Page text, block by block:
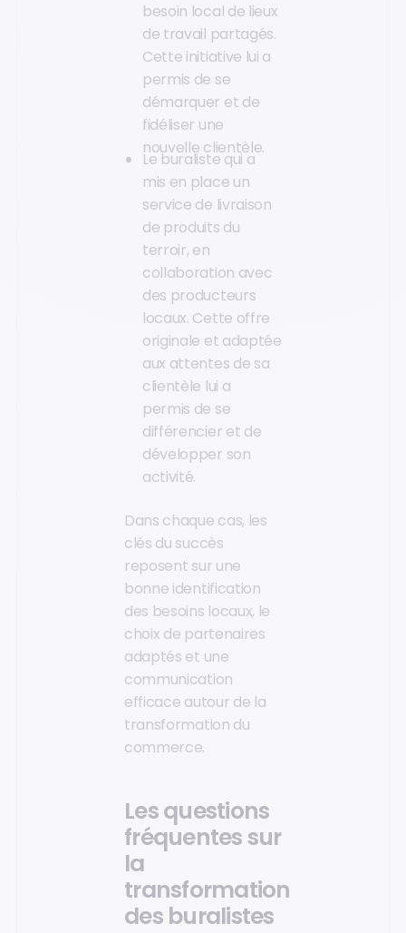
besoin local de lieux
de travail partagés.
Cette initiative lui a
permis de se
démarquer et de
fidéliser une
nouvelle clientèle.
Le buraliste qui a
mis en place un
service de livraison
de produits du
terroir, en
collaboration avec
des producteurs
locaux. Cette offre
originale et adaptée
aux attentes de sa
clientèle lui a
permis de se
différencier et de
développer son
activité.
Dans chaque cas, les
clés du succès
reposent sur une
bonne identification
des besoins locaux, le
choix de partenaires
adaptés et une
communication
efficace autour de la
transformation du
commerce.
Les questions
fréquentes sur
la
transformation
des buralistes